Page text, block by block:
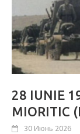
28 IUNIE
MIORITIC
30 Июнь 2026